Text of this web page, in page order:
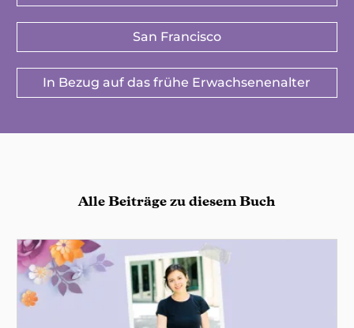
San Francisco
In Bezug auf das frühe Erwachsenenalter
Alle Beiträge zu diesem Buch